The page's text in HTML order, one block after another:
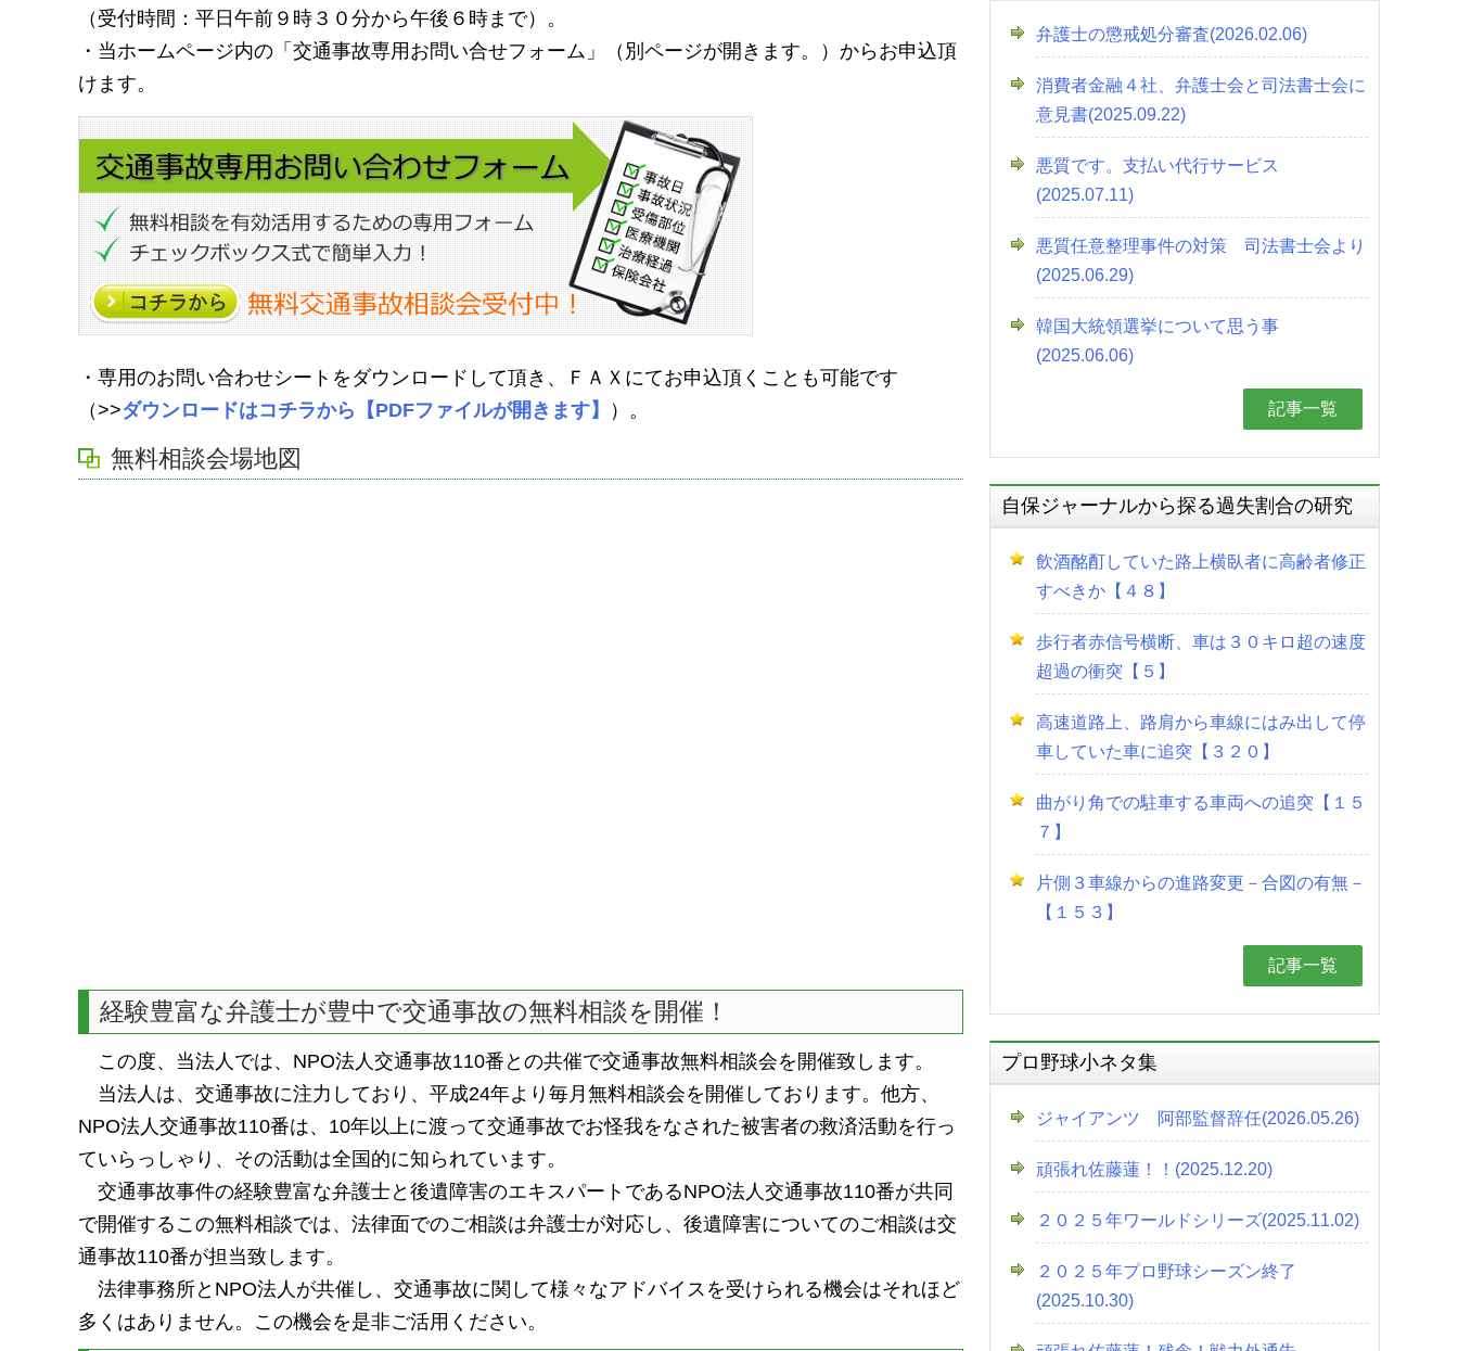
（受付時間：平日午前９時３０分から午後６時まで）。
・当ホームページ内の「交通事故専用お問い合せフォーム」（別ページが開きます。）からお申込頂
けます。
・専用のお問い合わせシートをダウンロードして頂き、ＦＡＸにてお申込頂くことも可能です
（>>ダウンロードはコチラから【PDFファイルが開きます】 ）。
無料相談会場地図
経験豊富な弁護士が豊中で交通事故の無料相談を開催！
この度、当法人では、NPO法人交通事故110番との共催で交通事故無料相談会を開催致します。
当法人は、交通事故に注力しており、平成24年より毎月無料相談会を開催しております。他方、
NPO法人交通事故110番は、10年以上に渡って交通事故でお怪我をなされた被害者の救済活動を行っ
ていらっしゃり、その活動は全国的に知られています。
交通事故事件の経験豊富な弁護士と後遺障害のエキスパートであるNPO法人交通事故110番が共同
で開催するこの無料相談では、法律面でのご相談は弁護士が対応し、後遺障害についてのご相談は交
通事故110番が担当致します。
法律事務所とNPO法人が共催し、交通事故に関して様々なアドバイスを受けられる機会はそれほど
多くはありません。この機会を是非ご活用ください。
弁護士の懲戒処分審査(2026.02.06)
消費者金融４社、弁護士会と司法書士会に
意見書(2025.09.22)
悪質です。支払い代行サービス
(2025.07.11)
悪質任意整理事件の対策 司法書士会より
(2025.06.29)
韓国大統領選挙について思う事
(2025.06.06)
記事一覧
自保ジャーナルから探る過失割合の研究
飲酒酩酊していた路上横臥者に高齢者修正
すべきか【４８】
歩行者赤信号横断、車は３０キロ超の速度
超過の衝突【５】
高速道路上、路肩から車線にはみ出して停
車していた車に追突【３２０】
曲がり角での駐車する車両への追突【１５
７】
片側３車線からの進路変更－合図の有無－
【１５３】
記事一覧
プロ野球小ネタ集
ジャイアンツ 阿部監督辞任(2026.05.26)
頑張れ佐藤蓮！！(2025.12.20)
２０２５年ワールドシリーズ(2025.11.02)
２０２５年プロ野球シーズン終了
(2025.10.30)